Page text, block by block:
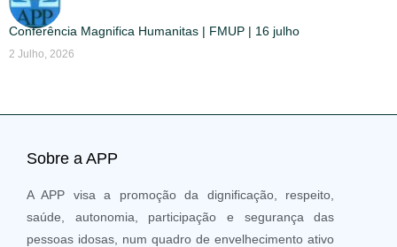
Conferência Magnifica Humanitas | FMUP | 16 julho
2 Julho, 2026
Sobre a APP
A APP visa a promoção da dignificação, respeito,
saúde, autonomia, participação e segurança das
pessoas idosas, num quadro de envelhecimento ativo